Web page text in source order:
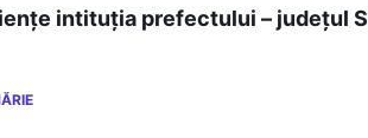
intituția prefectului – județul